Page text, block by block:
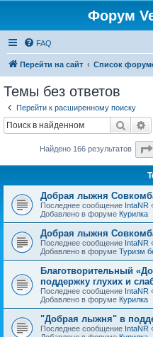
Форум
FAQ
Перейти на сайт Список
Темы без ответов
Перейти к расширенному поиску
Поиск
Найдено 166 результатов
Добрая лыжня
Последнее сообщение IntaNR
Добавлено в форуме Курилка
Добрая лыжня
Последнее сообщение IntaNR
Добавлено в форуме Туризм
Благотворительный
поддержку глухих и
Последнее сообщение IntaNR
Добавлено в форуме Курилка
"Добрая лыжня" в
Последнее сообщение IntaNR